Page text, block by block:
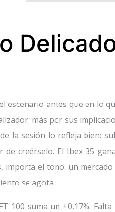
escenario antes que en lo
más por sus
la sesión lo refleja bien:
creérselo. El Ibex 35
importa el tono: un mercado
se agota.
100 suma un +0,17%. Falta